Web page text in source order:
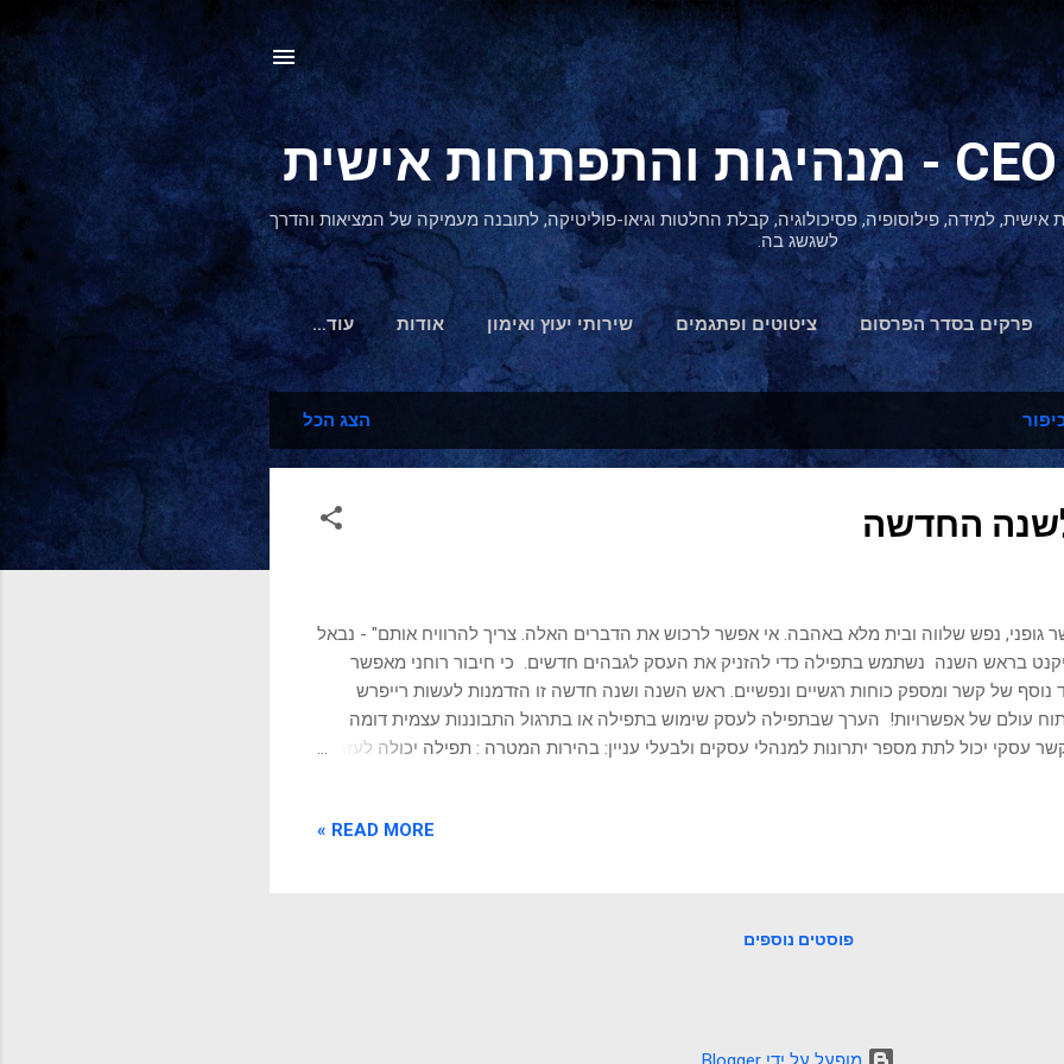
דילוג לתוכן הראשי
אישית, למידה, פילוסופיה, פסיכולוגיה, קבלת החלטות וגיאו-פוליטיקה, לתובנה מעמיקה של המציאות והדרך
לשגשג בה.
פרקים בסדר הפרסום ציטוטים ופתגמים שירותי יעוץ ואימון אודות ‏עוד…
הצהרת נגישות
הצג הכל
החדשה
גופני, נפש שלווה ובית מלא באהבה. אי אפשר לרכוש את הדברים האלה. צריך להרוויח אותם" - נבאל
בראש השנה נשתמש בתפילה כדי להזניק את העסק לגבהים חדשים. כי חיבור רוחני מאפשר
נוסף של קשר ומספק כוחות רגשיים ונפשיים. ראש השנה ושנה חדשה זו הזדמנות לעשות רייפרש
עולם של אפשרויות! הערך שבתפילה לעסק שימוש בתפילה או בתרגול התבוננות עצמית דומה
עסקי יכול לתת מספר יתרונות למנהלי עסקים ולבעלי עניין: בהירות המטרה : תפילה יכולה לעזור
כזה יכול להניע ולעורר השראה, לספק תחושה של מטרה גבוהה יותר מעבר לרווחים או יעד עסקי
READ MORE »
פוסטים נוספים